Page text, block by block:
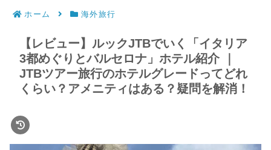
ホーム 海外旅行
【レビュー】ルックJTBでいく「イタリア
3都めぐりとバルセロナ」ホテル紹介 ｜
JTBツアー旅行のホテルグレードってどれ
くらい？アメニティはある？疑問を解消！